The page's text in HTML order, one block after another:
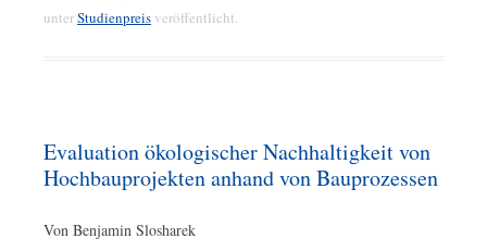
unterStudienpreis veröffentlicht.
Evaluation ökologischer Nachhaltigkeit von
Hochbauprojekten anhand von Bauprozessen
Von Benjamin Slosharek